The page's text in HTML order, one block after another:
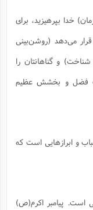
خدا بپرهیزید، برای
می‌دهد (روشن‌بینی
و گناهانتان را
فضل و بخشش عظیم
و ابرازهایی است که
است. پیامبر اکرم(ص)